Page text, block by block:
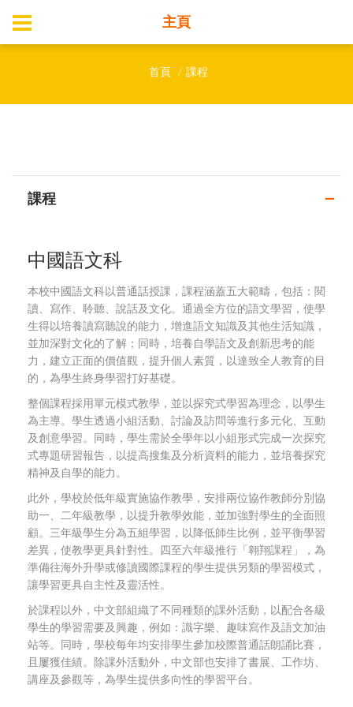
主頁
首頁 課程
課程
中國語文科
本校中國語文科以普通話授課，課程涵蓋五大範疇，包括：閱
讀、寫作、聆聽、說話及文化。通過全方位的語文學習，使學
生得以培養讀寫聽說的能力，增進語文知識及其他生活知識，
並加深對文化的了解；同時，培養自學語文及創新思考的能
力，建立正面的價值觀，提升個人素質，以達致全人教育的目
的，為學生終身學習打好基礎。
整個課程採用單元模式教學，並以探究式學習為理念，以學生
為主導。學生透過小組活動、討論及訪問等進行多元化、互動
及創意學習。同時，學生需於全學年以小組形式完成一次探究
式專題研習報告，以提高搜集及分析資料的能力，並培養探究
精神及自學的能力。
此外，學校於低年級實施協作教學，安排兩位協作教師分別協
助一、二年級教學，以提升教學效能，並加強對學生的全面照
顧。三年級學生分為五組學習，以降低師生比例，並平衡學習
差異，使教學更具針對性。四至六年級推行「翱翔課程」，為
準備往海外升學或修讀國際課程的學生提供另類的學習模式，
讓學習更具自主性及靈活性。
於課程以外，中文部組織了不同種類的課外活動，以配合各級
學生的學習需要及興趣，例如：識字樂、趣味寫作及語文加油
站等。同時，學校每年均安排學生參加校際普通話朗誦比賽，
且屢獲佳績。除課外活動外，中文部也安排了書展、工作坊、
講座及參觀等，為學生提供多向性的學習平台。